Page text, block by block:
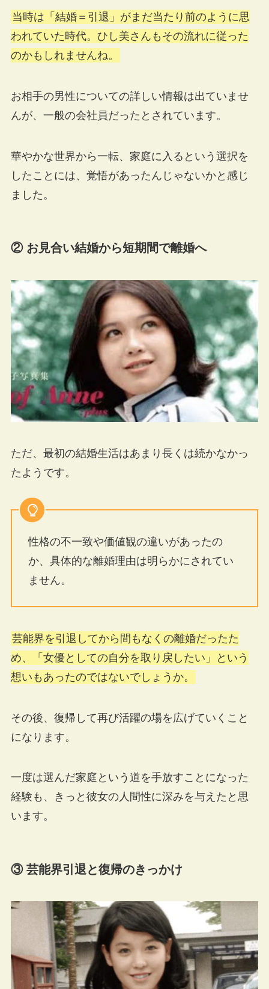
当時は「結婚＝引退」がまだ当たり前のように思
われていた時代。ひし美さんもその流れに従った
のかもしれませんね。
お相手の男性についての詳しい情報は出ていませ
んが、一般の会社員だったとされています。
華やかな世界から一転、家庭に入るという選択を
したことには、覚悟があったんじゃないかと感じ
ました。
② お見合い結婚から短期間で離婚へ
ただ、最初の結婚生活はあまり長くは続かなかっ
たようです。
性格の不一致や価値観の違いがあったの
か、具体的な離婚理由は明らかにされてい
ません。
芸能界を引退してから間もなくの離婚だったた
め、「女優としての自分を取り戻したい」という
想いもあったのではないでしょうか。
その後、復帰して再び活躍の場を広げていくこと
になります。
一度は選んだ家庭という道を手放すことになった
経験も、きっと彼女の人間性に深みを与えたと思
います。
③ 芸能界引退と復帰のきっかけ